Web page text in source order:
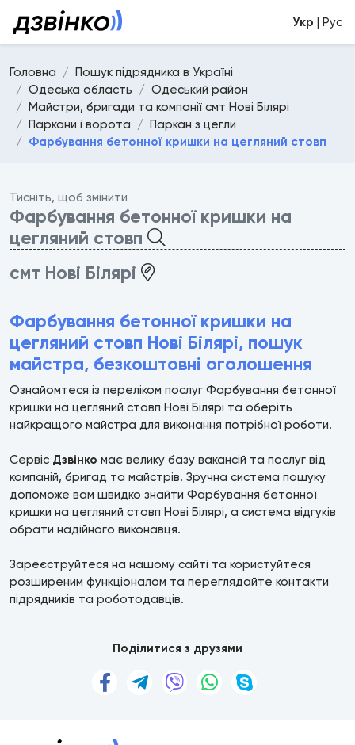
Укр | Рус
Головна
Пошук підрядника в Україні
Одеська область
Одеський район
Майстри, бригади та компанії смт Нові Білярі
Паркани і ворота
Паркан з цегли
Фарбування бетонної кришки на цегляний стовп
Тисніть, щоб змінити
Фарбування бетонної кришки на
цегляний стовп
смт Нові Білярі
Фарбування бетонної кришки на
цегляний стовп Нові Білярі, пошук
майстра, безкоштовні оголошення
Ознайомтеся із переліком послуг Фарбування бетонної
кришки на цегляний стовп Нові Білярі та оберіть
найкращого майстра для виконання потрібної роботи.
Сервіс Дзвінко має велику базу вакансій та послуг від
компаній, бригад та майстрів. Зручна система пошуку
допоможе вам швидко знайти Фарбування бетонної
кришки на цегляний стовп Нові Білярі, а система відгуків
обрати надійного виконавця.
Зареєструйтеся на нашому сайті та користуйтеся
розширеним функціоналом та переглядайте контакти
підрядників та роботодавців.
Поділитися з друзями